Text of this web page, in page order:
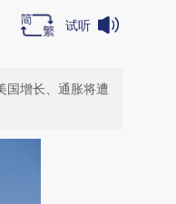
试听
国增长、通胀将遭